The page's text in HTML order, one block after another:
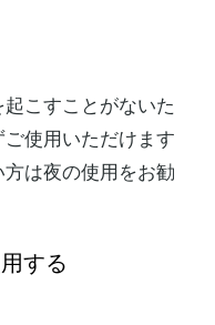
こすことがないた
使用いただけます
は夜の使用をお勧
する